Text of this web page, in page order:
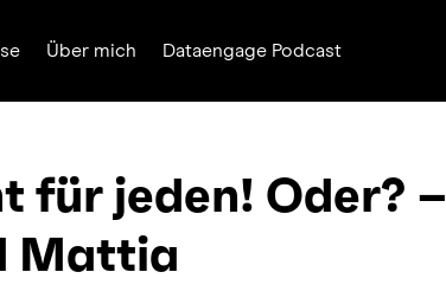
Über mich Dataengage Podcast
für jeden! Oder? –
Mattia